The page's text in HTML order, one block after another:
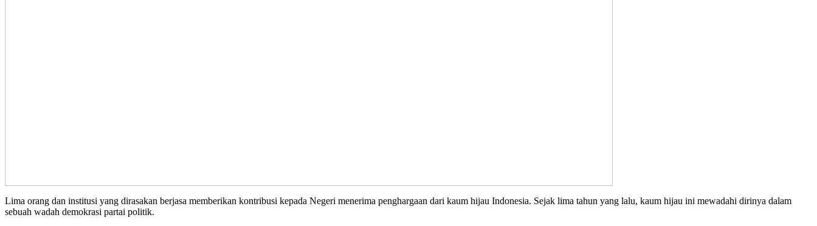
Lima orang dan institusi yang dirasakan berjasa memberikan kontribusi kepada Negeri menerima penghargaan dari kaum hijau Indonesia. Sejak lima tahun yang lalu, kaum hijau ini mewadahi dirinya dalam
sebuah wadah demokrasi partai politik.